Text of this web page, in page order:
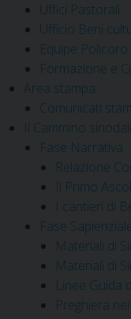
Uffici Pastorali
Ufficio Beni
Equipe Policoro
Formazione e
Area stampa
Comunicati
Il Cammino
Fase Narrativa
Relazione
Il Primo
I cantieri di
Fase
Materiali di
Materiali di
Linee Guida
Preghiera